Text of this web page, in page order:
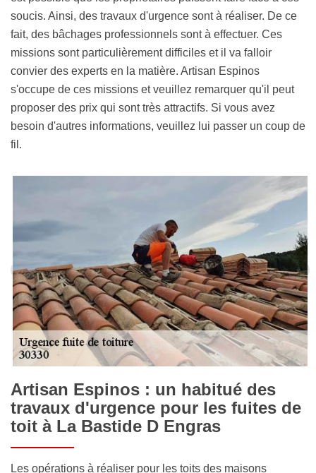
soucis. Ainsi, des travaux d'urgence sont à réaliser. De ce
fait, des bâchages professionnels sont à effectuer. Ces
missions sont particulièrement difficiles et il va falloir
convier des experts en la matière. Artisan Espinos
s'occupe de ces missions et veuillez remarquer qu'il peut
proposer des prix qui sont très attractifs. Si vous avez
besoin d'autres informations, veuillez lui passer un coup de
fil.
Artisan Espinos : un habitué des
travaux d'urgence pour les fuites de
toit à La Bastide D Engras
Les opérations à réaliser pour les toits des maisons